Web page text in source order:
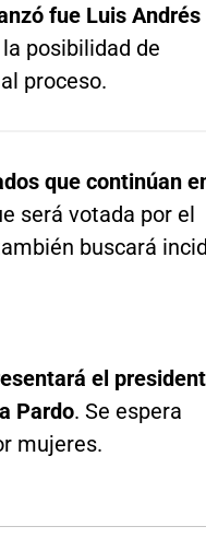
fue Luis Andrés
posibilidad de
proceso.
que continúan
será votada por el
buscará
el
Pardo. Se espera
mujeres.